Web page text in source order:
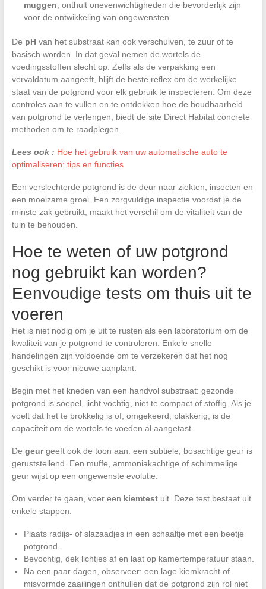
muggen , onthult onevenwichtigheden die bevorderlijk zijn
voor de ontwikkeling van ongewensten.
De pHvan het substraat kan ook verschuiven, te zuur of te
basisch worden. In dat geval nemen de wortels de
voedingsstoffen slecht op. Zelfs als de verpakking een
vervaldatum aangeeft, blijft de beste reflex om de werkelijke
staat van de potgrond voor elk gebruik te inspecteren. Om deze
controles aan te vullen en te ontdekken hoe de houdbaarheid
van potgrond te verlengen, biedt de site Direct Habitat concrete
methoden om te raadplegen.
Lees ook : Hoe het gebruik van uw automatische auto te
optimaliseren: tips en functies
Een verslechterde potgrond is de deur naar ziekten, insecten en
een moeizame groei. Een zorgvuldige inspectie voordat je de
minste zak gebruikt, maakt het verschil om de vitaliteit van de
tuin te behouden.
Hoe te weten of uw potgrond
nog gebruikt kan worden?
Eenvoudige tests om thuis uit te
voeren
Het is niet nodig om je uit te rusten als een laboratorium om de
kwaliteit van je potgrond te controleren. Enkele snelle
handelingen zijn voldoende om te verzekeren dat het nog
geschikt is voor nieuwe aanplant.
Begin met het kneden van een handvol substraat: gezonde
potgrond is soepel, licht vochtig, niet te compact of stoffig. Als je
voelt dat het te brokkelig is of, omgekeerd, plakkerig, is de
capaciteit om de wortels te voeden al aangetast.
De geurgeeft ook de toon aan: een subtiele, bosachtige geur is
geruststellend. Een muffe, ammoniakachtige of schimmelige
geur wijst op een ongewenste evolutie.
Om verder te gaan, voer een kiemtestuit. Deze test bestaat uit
enkele stappen:
Plaats radijs- of slazaadjes in een schaaltje met een beetje
potgrond.
Bevochtig, dek lichtjes af en laat op kamertemperatuur staan.
Na een paar dagen, observeer: een lage kiemkracht of
misvormde zaailingen onthullen dat de potgrond zijn rol niet